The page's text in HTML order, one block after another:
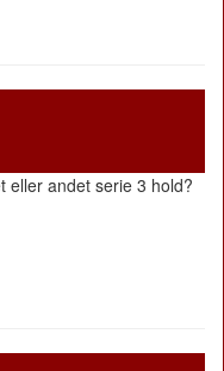
eller andet serie 3 hold?